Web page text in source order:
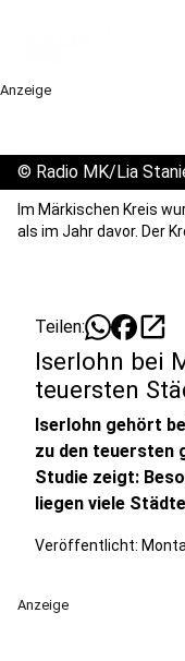
Anzeige
© Radio MK/Lia
Im Märkischen Kreis
als im Jahr davor. Der
Teilen: open_in_new
Iserlohn bei
teuersten
Iserlohn gehört
zu den teuersten
Studie zeigt:
liegen viele
Veröffentlicht:
Anzeige